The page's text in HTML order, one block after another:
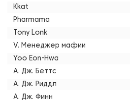
Kkat
Pharmama
Tony Lonk
V. Менеджер мафии
Yoo Eon-Hwa
А. Дж. Беттс
А. Дж. Риддл
А. Дж. Финн